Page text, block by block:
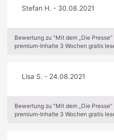
Stefan H. - 30.08.2021
Bewertung zu "Mit dem „Die
premium-Inhalte 3 Wochen gratis
Lisa S. - 24.08.2021
Bewertung zu "Mit dem „Die
premium-Inhalte 3 Wochen gratis